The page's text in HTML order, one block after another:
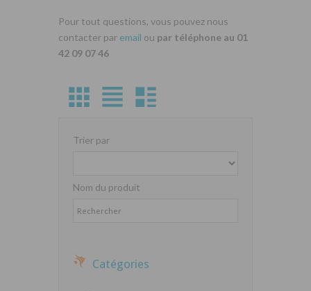
Pour tout questions, vous pouvez nous
contacter par email ou par téléphone au 01
42 09 07 46
Trier par
Nom du produit
Catégories